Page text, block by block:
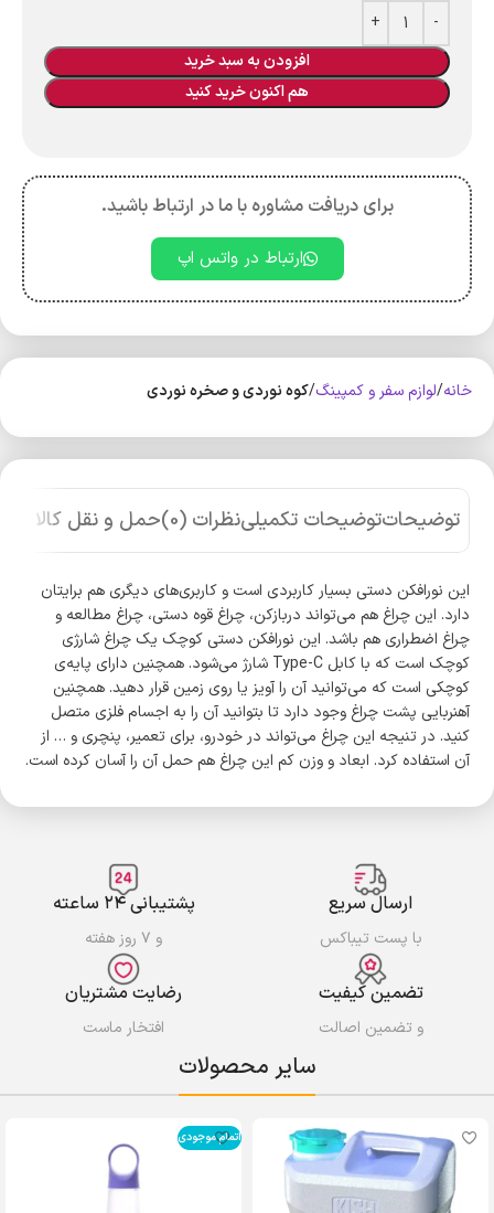
افزودن به سبد خرید
هم اکنون خرید کنید
برای دریافت مشاوره با ما در ارتباط باشید.
ارتباط در واتس اپ
خانه لوازم سفر و کمپینگ کوه‌ نوردی و صخره نوردی
توضیحاتتوضیحات تکمیلینظرات (0) حمل و نقل کالا
این نورافکن دستی بسیار کاربردی است و کاربری‌های دیگری هم برایتان
دارد. این چراغ هم می‌تواند دربازکن، چراغ قوه دستی، چراغ مطالعه و
چراغ اضطراری هم باشد. این نورافکن دستی کوچک یک چراغ شارژی
کوچک است که با کابل Type-C شارژ می‌شود. همچنین دارای پایه‌ی
کوچکی است که می‌توانید آن را آویز یا روی زمین قرار دهید. همچنین
آهنربایی پشت چراغ وجود دارد تا بتوانید آن را به اجسام فلزی متصل
کنید. در تنیجه این چراغ می‌تواند در خودرو، برای تعمیر، پنچری و … از
آن استفاده کرد. ابعاد و وزن کم این چراغ هم حمل آن را آسان کرده است.
ارسال سریع
با پست تیباکس
پشتیبانی ۲۴ ساعته
و ۷ روز هفته
تضمین کیفیت
و تضمین اصالت
رضایت مشتریان
افتخار ماست
سایر محصولات
اتمام موجودی